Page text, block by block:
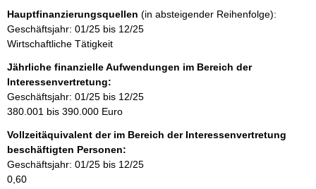
t
i
n
f
o
r
m
t
i
o
n
Hauptfinanzierungsquellen (in absteigender Reihenfolge):
Geschäftsjahr: 01/25 bis 12/25
Wirtschaftliche Tätigkeit
Jährliche finanzielle Aufwendungen im Bereich der
Interessenvertretung:
Geschäftsjahr: 01/25 bis 12/25
380.001 bis 390.000 Euro
Vollzeitäquivalent der im Bereich der Interessenvertretung
beschäftigten Personen:
Geschäftsjahr: 01/25 bis 12/25
0,60